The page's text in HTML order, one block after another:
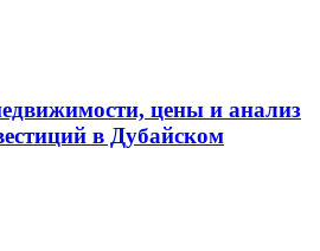
цены и анализ
в Дубайском